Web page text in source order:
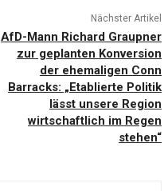
Nächster Artikel
AfD-Mann Richard Graupner
zur geplanten Konversion
der ehemaligen Conn
Barracks: „Etablierte Politik
lässt unsere Region
wirtschaftlich im Regen
stehen“